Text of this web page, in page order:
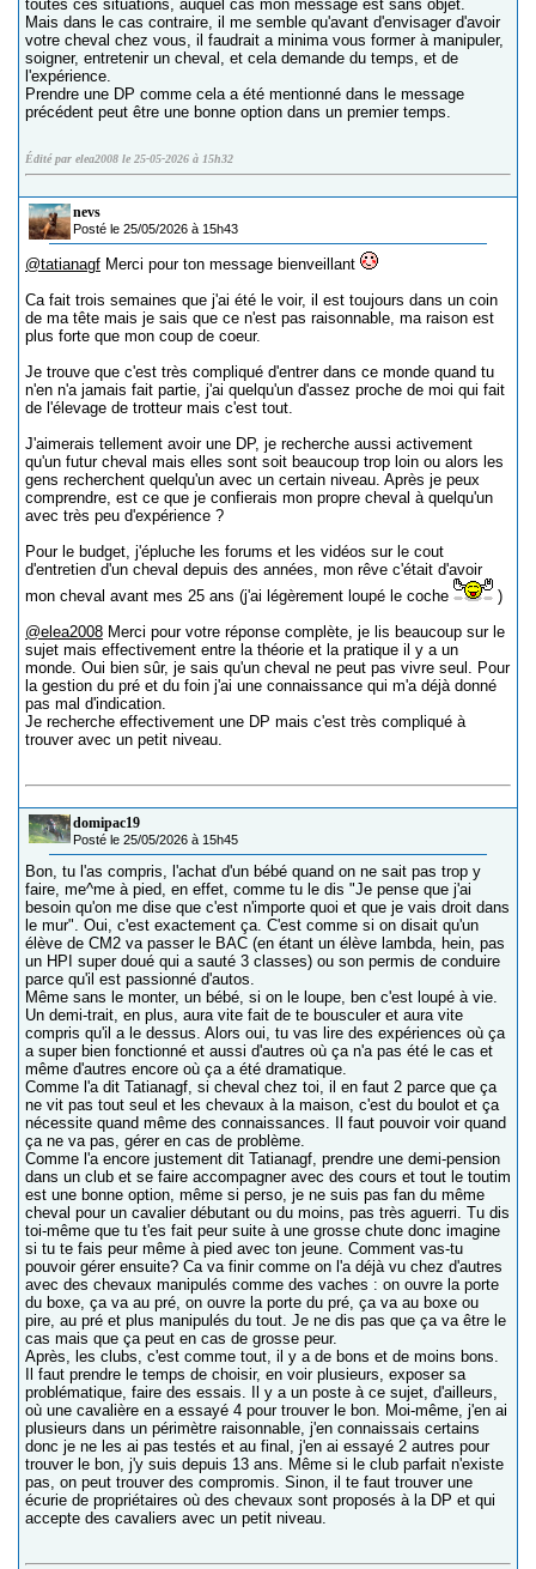
toutes ces situations, auquel cas mon message est sans objet.
Mais dans le cas contraire, il me semble qu'avant d'envisager d'avoir
votre cheval chez vous, il faudrait a minima vous former à manipuler,
soigner, entretenir un cheval, et cela demande du temps, et de
l'expérience.
Prendre une DP comme cela a été mentionné dans le message
précédent peut être une bonne option dans un premier temps.
Édité par elea2008 le 25-05-2026 à 15h32
nevs
Posté le 25/05/2026 à 15h43
@tatianagf Merci pour ton message bienveillant
Ca fait trois semaines que j'ai été le voir, il est toujours dans un coin
de ma tête mais je sais que ce n'est pas raisonnable, ma raison est
plus forte que mon coup de coeur.
Je trouve que c'est très compliqué d'entrer dans ce monde quand tu
n'en n'a jamais fait partie, j'ai quelqu'un d'assez proche de moi qui fait
de l'élevage de trotteur mais c'est tout.
J'aimerais tellement avoir une DP, je recherche aussi activement
qu'un futur cheval mais elles sont soit beaucoup trop loin ou alors les
gens recherchent quelqu'un avec un certain niveau. Après je peux
comprendre, est ce que je confierais mon propre cheval à quelqu'un
avec très peu d'expérience ?
Pour le budget, j'épluche les forums et les vidéos sur le cout
d'entretien d'un cheval depuis des années, mon rêve c'était d'avoir
mon cheval avant mes 25 ans (j'ai légèrement loupé le coche
)
@elea2008 Merci pour votre réponse complète, je lis beaucoup sur le
sujet mais effectivement entre la théorie et la pratique il y a un
monde. Oui bien sûr, je sais qu'un cheval ne peut pas vivre seul. Pour
la gestion du pré et du foin j'ai une connaissance qui m'a déjà donné
pas mal d'indication.
Je recherche effectivement une DP mais c'est très compliqué à
trouver avec un petit niveau.
domipac19
Posté le 25/05/2026 à 15h45
Bon, tu l'as compris, l'achat d'un bébé quand on ne sait pas trop y
faire, me^me à pied, en effet, comme tu le dis "Je pense que j'ai
besoin qu'on me dise que c'est n'importe quoi et que je vais droit dans
le mur". Oui, c'est exactement ça. C'est comme si on disait qu'un
élève de CM2 va passer le BAC (en étant un élève lambda, hein, pas
un HPI super doué qui a sauté 3 classes) ou son permis de conduire
parce qu'il est passionné d'autos.
Même sans le monter, un bébé, si on le loupe, ben c'est loupé à vie.
Un demi-trait, en plus, aura vite fait de te bousculer et aura vite
compris qu'il a le dessus. Alors oui, tu vas lire des expériences où ça
a super bien fonctionné et aussi d'autres où ça n'a pas été le cas et
même d'autres encore où ça a été dramatique.
Comme l'a dit Tatianagf, si cheval chez toi, il en faut 2 parce que ça
ne vit pas tout seul et les chevaux à la maison, c'est du boulot et ça
nécessite quand même des connaissances. Il faut pouvoir voir quand
ça ne va pas, gérer en cas de problème.
Comme l'a encore justement dit Tatianagf, prendre une demi-pension
dans un club et se faire accompagner avec des cours et tout le toutim
est une bonne option, même si perso, je ne suis pas fan du même
cheval pour un cavalier débutant ou du moins, pas très aguerri. Tu dis
toi-même que tu t'es fait peur suite à une grosse chute donc imagine
si tu te fais peur même à pied avec ton jeune. Comment vas-tu
pouvoir gérer ensuite? Ca va finir comme on l'a déjà vu chez d'autres
avec des chevaux manipulés comme des vaches : on ouvre la porte
du boxe, ça va au pré, on ouvre la porte du pré, ça va au boxe ou
pire, au pré et plus manipulés du tout. Je ne dis pas que ça va être le
cas mais que ça peut en cas de grosse peur.
Après, les clubs, c'est comme tout, il y a de bons et de moins bons.
Il faut prendre le temps de choisir, en voir plusieurs, exposer sa
problématique, faire des essais. Il y a un poste à ce sujet, d'ailleurs,
où une cavalière en a essayé 4 pour trouver le bon. Moi-même, j'en ai
plusieurs dans un périmètre raisonnable, j'en connaissais certains
donc je ne les ai pas testés et au final, j'en ai essayé 2 autres pour
trouver le bon, j'y suis depuis 13 ans. Même si le club parfait n'existe
pas, on peut trouver des compromis. Sinon, il te faut trouver une
écurie de propriétaires où des chevaux sont proposés à la DP et qui
accepte des cavaliers avec un petit niveau.